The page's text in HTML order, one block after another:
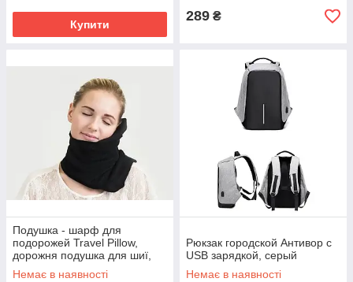
Купити
289 ₴
Подушка - шарф для
подорожей Travel Pillow,
дорожня подушка для шиї,
Чорний
Немає в наявності
Рюкзак городской Антивор с
USB зарядкой, серый
Немає в наявності